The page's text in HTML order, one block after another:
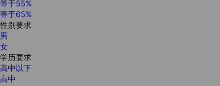
等于55%
等于65%
性别要求
男
女
学历要求
高中以下
高中